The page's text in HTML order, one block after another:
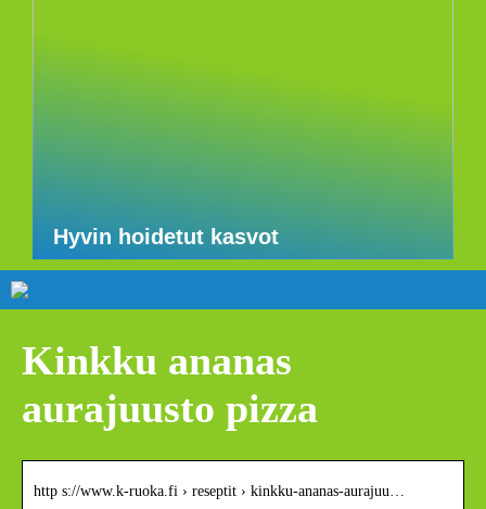
Hyvin hoidetut kasvot
Kinkku ananas
aurajuusto pizza
http s://www.k-ruoka.fi › reseptit › kinkku-ananas-aurajuu…